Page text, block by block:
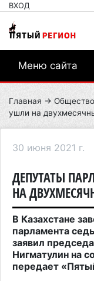
ВХОД
Меню сайта
Главная → Общество
ушли на
30 июня 2021 г.
ДЕПУТАТЫ
НА
В Казахстане
парламента
заявил
Нигматулин на
передает